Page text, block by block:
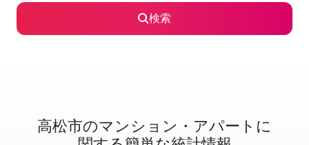
検索
高松市のマ⁠ン⁠シ⁠ョ⁠ン・ア⁠パ⁠ー⁠ト⁠に